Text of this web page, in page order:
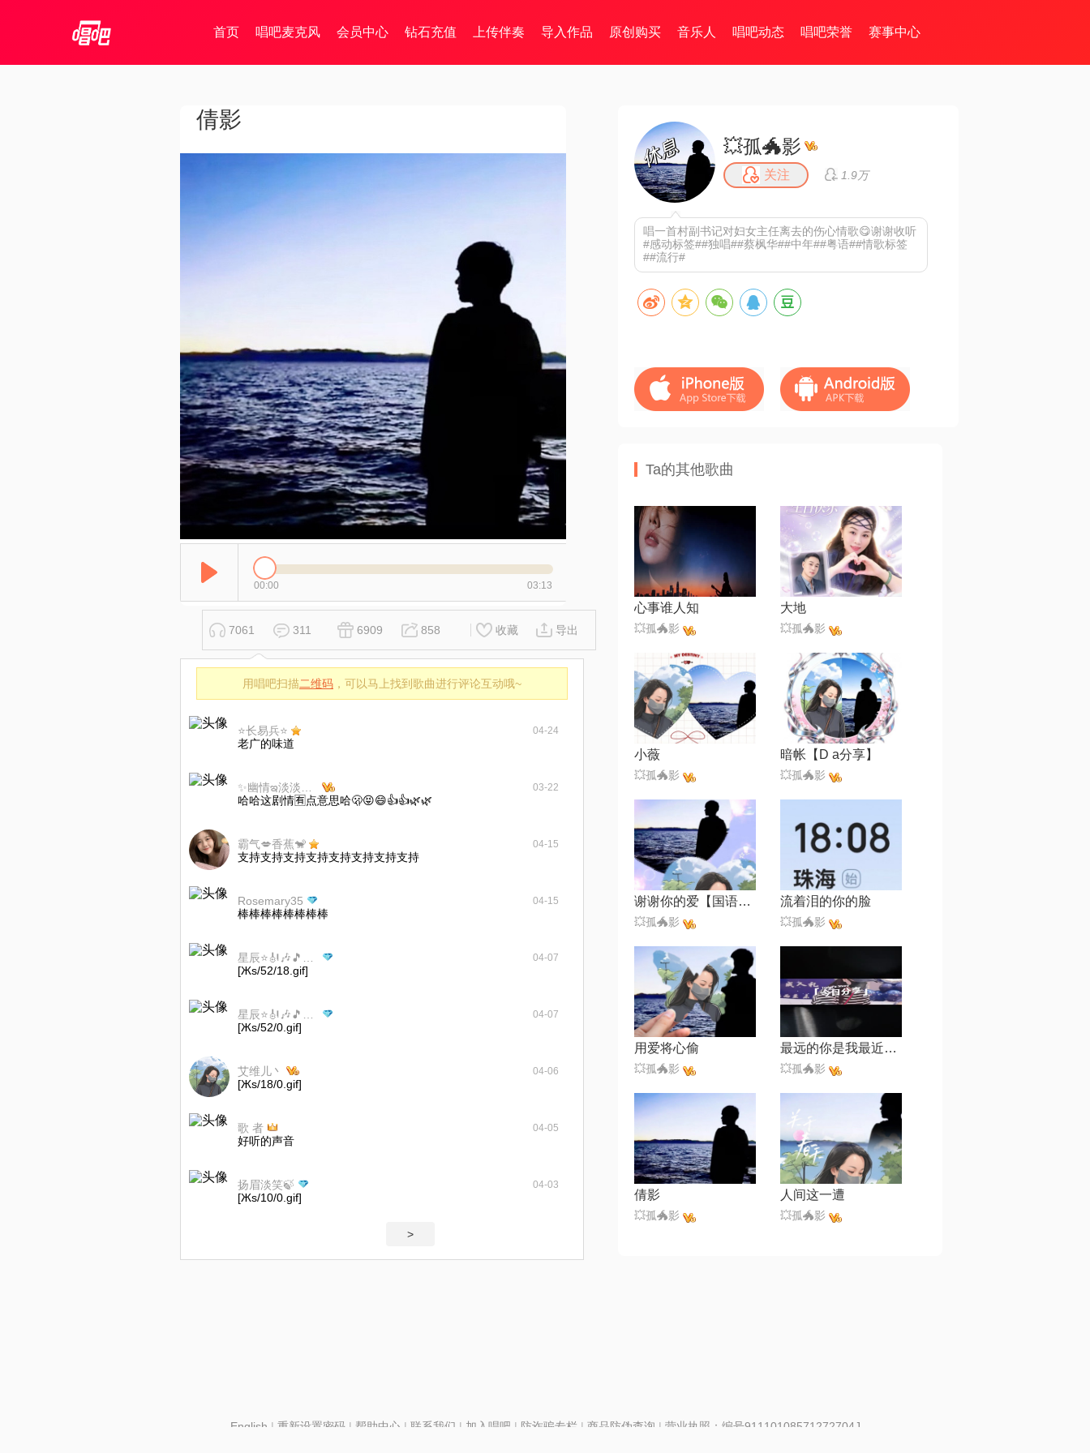
首页 唱吧麦克风 会员中心 钻石充值 上传伴奏 导入作品 原创购买 音乐人 唱吧动态 唱吧荣誉 赛事中心
倩影
00:00 03:13
7061 311 6909 858 收藏 导出
用唱吧扫描二维码 ，可以马上找到歌曲进行评论互动哦~
⭐长易兵⭐ 04-24
老广的味道
03-22
哈哈这剧情🈶点意思哈🫢😝😄👍👍🌿🌿
霸气💋香蕉🐒 04-15
支持支持支持支持支持支持支持支持
Rosemary35 04-15
棒棒棒棒棒棒棒棒
04-07
[Жs/52/18.gif]
04-07
[Жs/52/0.gif]
艾维儿丶 04-06
[Жs/18/0.gif]
歌 者 04-05
好听的声音
扬眉淡笑🍃 04-03
[Жs/10/0.gif]
>
💥孤🐲影
关注 1.9万
唱一首村副书记对妇女主任离去的伤心情歌😋谢谢收听
#感动标签##独唱##蔡枫华##中年##粤语##情歌标签
##流行#
Ta的其他歌曲
心事谁人知
💥孤🐲影
大地
💥孤🐲影
小薇
💥孤🐲影
暗帐【D a分享】
💥孤🐲影
谢谢你的爱【国语版】
💥孤🐲影
流着泪的你的脸
💥孤🐲影
用爱将心偷
💥孤🐲影
最远的你是我最近的爱
💥孤🐲影
倩影
💥孤🐲影
人间这一遭
💥孤🐲影
English | 重新设置密码| 帮助中心 | 联系我们 | 加入唱吧 | 防诈骗专栏 | 商品防伪查询 | 营业执照：编号91110108571272704J